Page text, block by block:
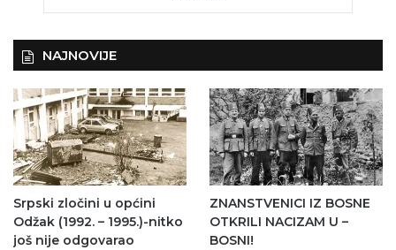
NAJNOVIJE
Srpski zločini u općini
Odžak (1992. – 1995.)-nitko
još nije odgovarao
ZNANSTVENICI IZ BOSNE
OTKRILI NACIZAM U –
BOSNI!